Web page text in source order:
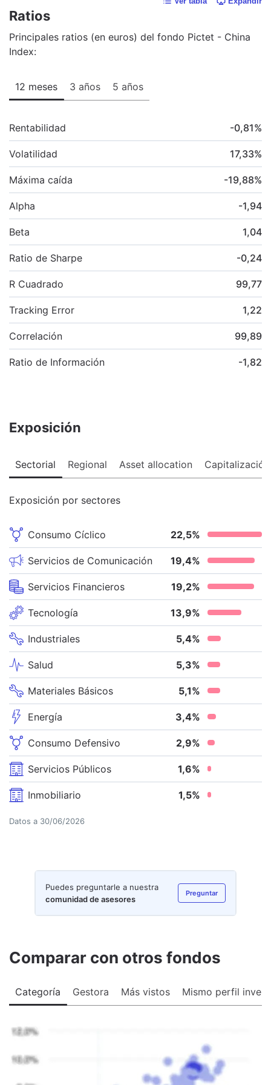
Ratios
Principales ratios (en euros) del fondo Pictet - China
Index:
12 meses 3 años 5 años
Rentabilidad -0,81%
Volatilidad 17,33%
Máxima caída -19,88%
Alpha -1,94
Beta 1,04
Ratio de Sharpe -0,24
R Cuadrado 99,77
Tracking Error 1,22
Correlación 99,89
Ratio de Información -1,82
Exposición
Sectorial Regional Asset allocation Capitalización
Exposición por sectores
Consumo Cíclico 22,5%
Servicios de Comunicación 19,4%
Servicios Financieros 19,2%
Tecnología 13,9%
Industriales 5,4%
Salud 5,3%
Materiales Básicos 5,1%
Energía 3,4%
Consumo Defensivo 2,9%
Servicios Públicos 1,6%
Inmobiliario 1,5%
Datos a 30/06/2026
Puedes preguntarle a nuestra
comunidad de asesores
Preguntar
Comparar con otros fondos
Categoría Gestora Más vistos Mismo perfil